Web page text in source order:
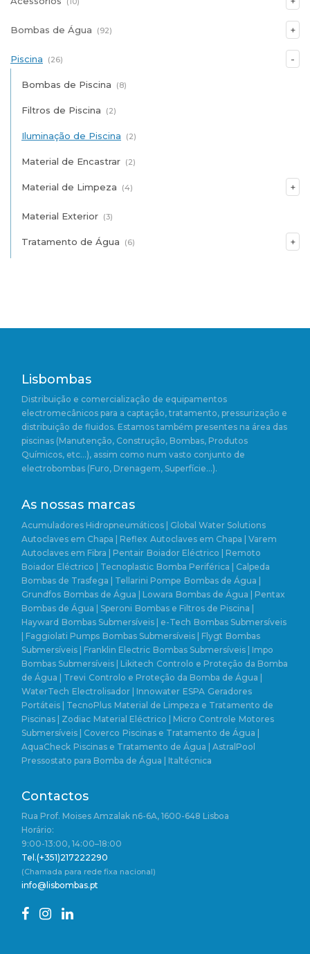
Bombas de Água (92)
Piscina (26)
Bombas de Piscina (8)
Filtros de Piscina (2)
Iluminação de Piscina (2)
Material de Encastrar (2)
Material de Limpeza (4)
Material Exterior (3)
Tratamento de Água (6)
Lisbombas
Distribuição e comercialização de equipamentos
electromecânicos para a captação, tratamento, pressurização e
distribuição de fluidos. Estamos também presentes na área das
piscinas (Manutenção, Construção, Bombas, Produtos
Químicos, etc…), assim como num vasto conjunto de
electrobombas (Furo, Drenagem, Superfície…).
As nossas marcas
Acumuladores Hidropneumáticos | Global Water Solutions
Autoclaves em Chapa | Reflex Autoclaves em Chapa | Varem
Autoclaves em Fibra | Pentair Boiador Eléctrico | Remoto
Boiador Eléctrico | Tecnoplastic Bomba Periférica | Calpeda
Bombas de Trasfega | Tellarini Pompe Bombas de Água |
Grundfos Bombas de Água | Lowara Bombas de Água | Pentax
Bombas de Água | Speroni Bombas e Filtros de Piscina |
Hayward Bombas Submersíveis | e-Tech Bombas Submersíveis
| Faggiolati Pumps Bombas Submersíveis | Flygt Bombas
Submersíveis | Franklin Electric Bombas Submersíveis | Impo
Bombas Submersíveis | Likitech Controlo e Proteção da Bomba
de Água | Trevi Controlo e Proteção da Bomba de Água |
WaterTech Electrolisador | Innowater ESPA Geradores
Portáteis | TecnoPlus Material de Limpeza e Tratamento de
Piscinas | Zodiac Material Eléctrico | Micro Controle Motores
Submersíveis | Coverco Piscinas e Tratamento de Água |
AquaCheck Piscinas e Tratamento de Água | AstralPool
Pressostato para Bomba de Água | Italtécnica
Contactos
Rua Prof. Moises Amzalak n6-6A, 1600-648 Lisboa
Horário:
9:00-13:00, 14:00–18:00
Tel.(+351)217222290
(Chamada para rede fixa nacional)
info@lisbombas.pt